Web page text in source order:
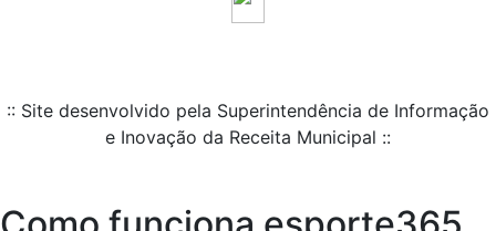
:: Site desenvolvido pela Superintendência de Informação
e Inovação da Receita Municipal ::